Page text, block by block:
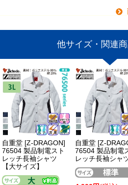
他サイズ・関連
自重堂 [Z-DRAGON]
76504 製品制電スト
レッチ長袖シャツ
【大サイズ】
自重堂 [Z-
76504 製品制電
レッチ長袖シャ